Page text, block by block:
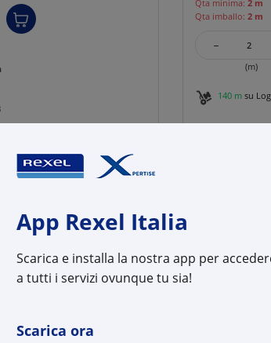
App Rexel Italia
Scarica e installa la nostra app per
a tutti i servizi ovunque tu sia!
Scarica ora
Qta minima:2 m
Qta imballo:2 m
-
(m)
140 m su